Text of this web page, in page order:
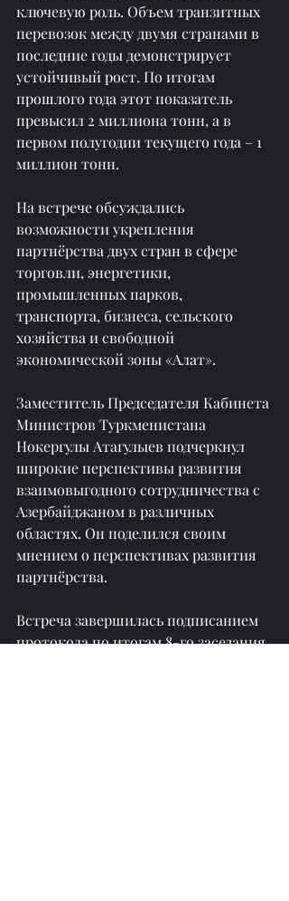
ключевую роль. Объем транзитных
перевозок между двумя странами в
последние годы демонстрирует
устойчивый рост. По итогам
прошлого года этот показатель
превысил 2 миллиона тонн, а в
первом полугодии текущего года – 1
миллион тонн.
На встрече обсуждались
возможности укрепления
партнёрства двух стран в сфере
торговли, энергетики,
промышленных парков,
транспорта, бизнеса, сельского
хозяйства и свободной
экономической зоны «Алат».
Заместитель Председателя Кабинета
Министров Туркменистана
Нокергулы Атагулыев подчеркнул
широкие перспективы развития
взаимовыгодного сотрудничества с
Азербайджаном в различных
областях. Он поделился своим
мнением о перспективах развития
партнёрства.
Встреча завершилась подписанием
протокола по итогам 8-го заседания